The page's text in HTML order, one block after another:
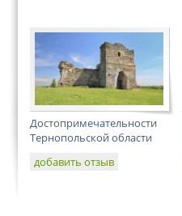
Достопримечательности
Тернопольской области
добавить отзыв